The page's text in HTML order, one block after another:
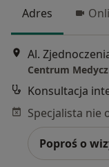
Adres
Al.
Centrum
Konsultacja
Poproś o